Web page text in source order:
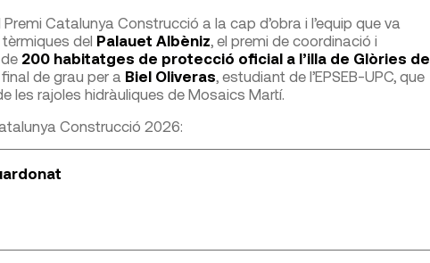
Catalunya Construcció a la cap d’obra i l’equip que va
del Palauet Albèniz , el premi de coordinació i
200 habitatges de protecció oficial a l’illa de Glòries de
de grau per a Biel Oliveras , estudiant de l’EPSEB-UPC, que
les rajoles hidràuliques de Mosaics Martí.
Construcció 2026: